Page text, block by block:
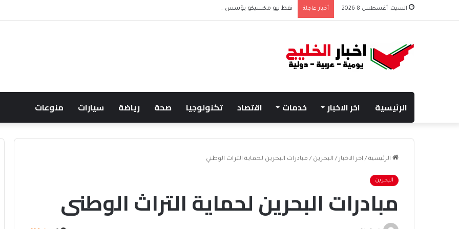
السبت, أغسطس 8 2026 أخبار عاجلة نفط نيو مكسيكو يؤسس صندوق 75 مليار دولار ويشعل جدل الإنفاق
الرئيسية اخر الاخبار خدمات اقتصاد تكنولوجيا صحة رياضة سيارات منوعات
الرئيسية / اخر الاخبار / البحرين / مبادرات البحرين لحماية التراث الوطني
البحرين
مبادرات البحرين لحماية التراث الوطني